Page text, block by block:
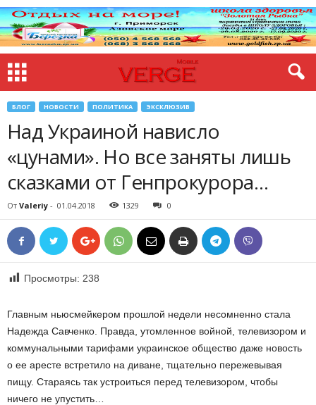
БЛОГ НОВОСТИ ПОЛИТИКА ЭКСКЛЮЗИВ
Над Украиной нависло
«цунами». Но все заняты лишь
сказками от Генпрокурора…
От Valeriy - 01.04.2018 1329 0
Просмотры: 238
Главным ньюсмейкером прошлой недели несомненно стала
Надежда Савченко. Правда, утомленное войной, телевизором и
коммунальными тарифами украинское общество даже новость
о ее аресте встретило на диване, тщательно пережевывая
пищу. Стараясь так устроиться перед телевизором, чтобы
ничего не упустить…